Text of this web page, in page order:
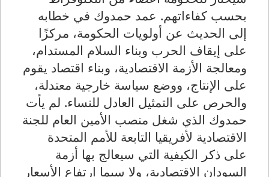
بحسب كفاءاتهم. عمد حمدوك في خطابه
إلى الحديث عن أولويات الحكومة، مركزًا
على إيقاف الحرب وبناء السلام المستدام،
ومعالجة الأزمة الاقتصادية، وبناء اقتصاد يقوم
على الإنتاج، ووضع سياسة خارجية معتدلة،
والحرص على التمثيل العادل للنساء. لم يأت
حمدوك الذي شغل منصب الأمين العام للجنة
الاقتصادية لأفريقيا التابعة للأمم المتحدة
على ذكر الكيفية التي سيعالج بها أزمة
السودان الاقتصادية، ولا سيما ارتفاع الأسعار